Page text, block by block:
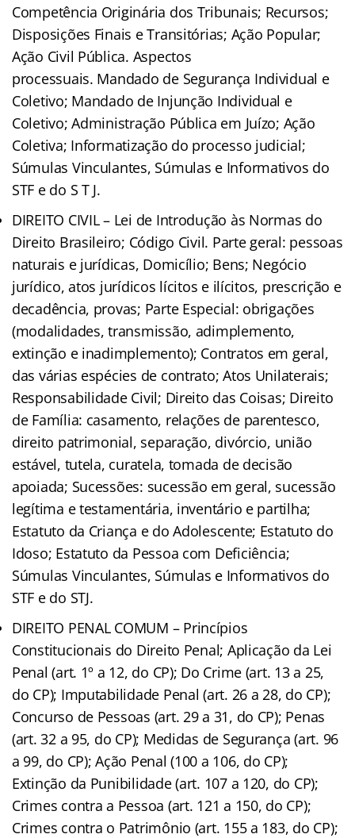
Competência Originária dos Tribunais; Recursos;
Disposições Finais e Transitórias; Ação Popular;
Ação Civil Pública. Aspectos
processuais. Mandado de Segurança Individual e
Coletivo; Mandado de Injunção Individual e
Coletivo; Administração Pública em Juízo; Ação
Coletiva; Informatização do processo judicial;
Súmulas Vinculantes, Súmulas e Informativos do
STF e do S T J.
DIREITO CIVIL – Lei de Introdução às Normas do
Direito Brasileiro; Código Civil. Parte geral: pessoas
naturais e jurídicas, Domicílio; Bens; Negócio
jurídico, atos jurídicos lícitos e ilícitos, prescrição e
decadência, provas; Parte Especial: obrigações
(modalidades, transmissão, adimplemento,
extinção e inadimplemento); Contratos em geral,
das várias espécies de contrato; Atos Unilaterais;
Responsabilidade Civil; Direito das Coisas; Direito
de Família: casamento, relações de parentesco,
direito patrimonial, separação, divórcio, união
estável, tutela, curatela, tomada de decisão
apoiada; Sucessões: sucessão em geral, sucessão
legítima e testamentária, inventário e partilha;
Estatuto da Criança e do Adolescente; Estatuto do
Idoso; Estatuto da Pessoa com Deficiência;
Súmulas Vinculantes, Súmulas e Informativos do
STF e do STJ.
DIREITO PENAL COMUM – Princípios
Constitucionais do Direito Penal; Aplicação da Lei
Penal (art. 1º a 12, do CP); Do Crime (art. 13 a 25,
do CP); Imputabilidade Penal (art. 26 a 28, do CP);
Concurso de Pessoas (art. 29 a 31, do CP); Penas
(art. 32 a 95, do CP); Medidas de Segurança (art. 96
a 99, do CP); Ação Penal (100 a 106, do CP);
Extinção da Punibilidade (art. 107 a 120, do CP);
Crimes contra a Pessoa (art. 121 a 150, do CP);
Crimes contra o Patrimônio (art. 155 a 183, do CP);